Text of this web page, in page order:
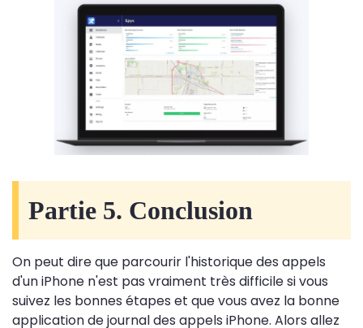
Partie 5. Conclusion
On peut dire que parcourir l'historique des appels
d'un iPhone n'est pas vraiment très difficile si vous
suivez les bonnes étapes et que vous avez la bonne
application de journal des appels iPhone. Alors allez